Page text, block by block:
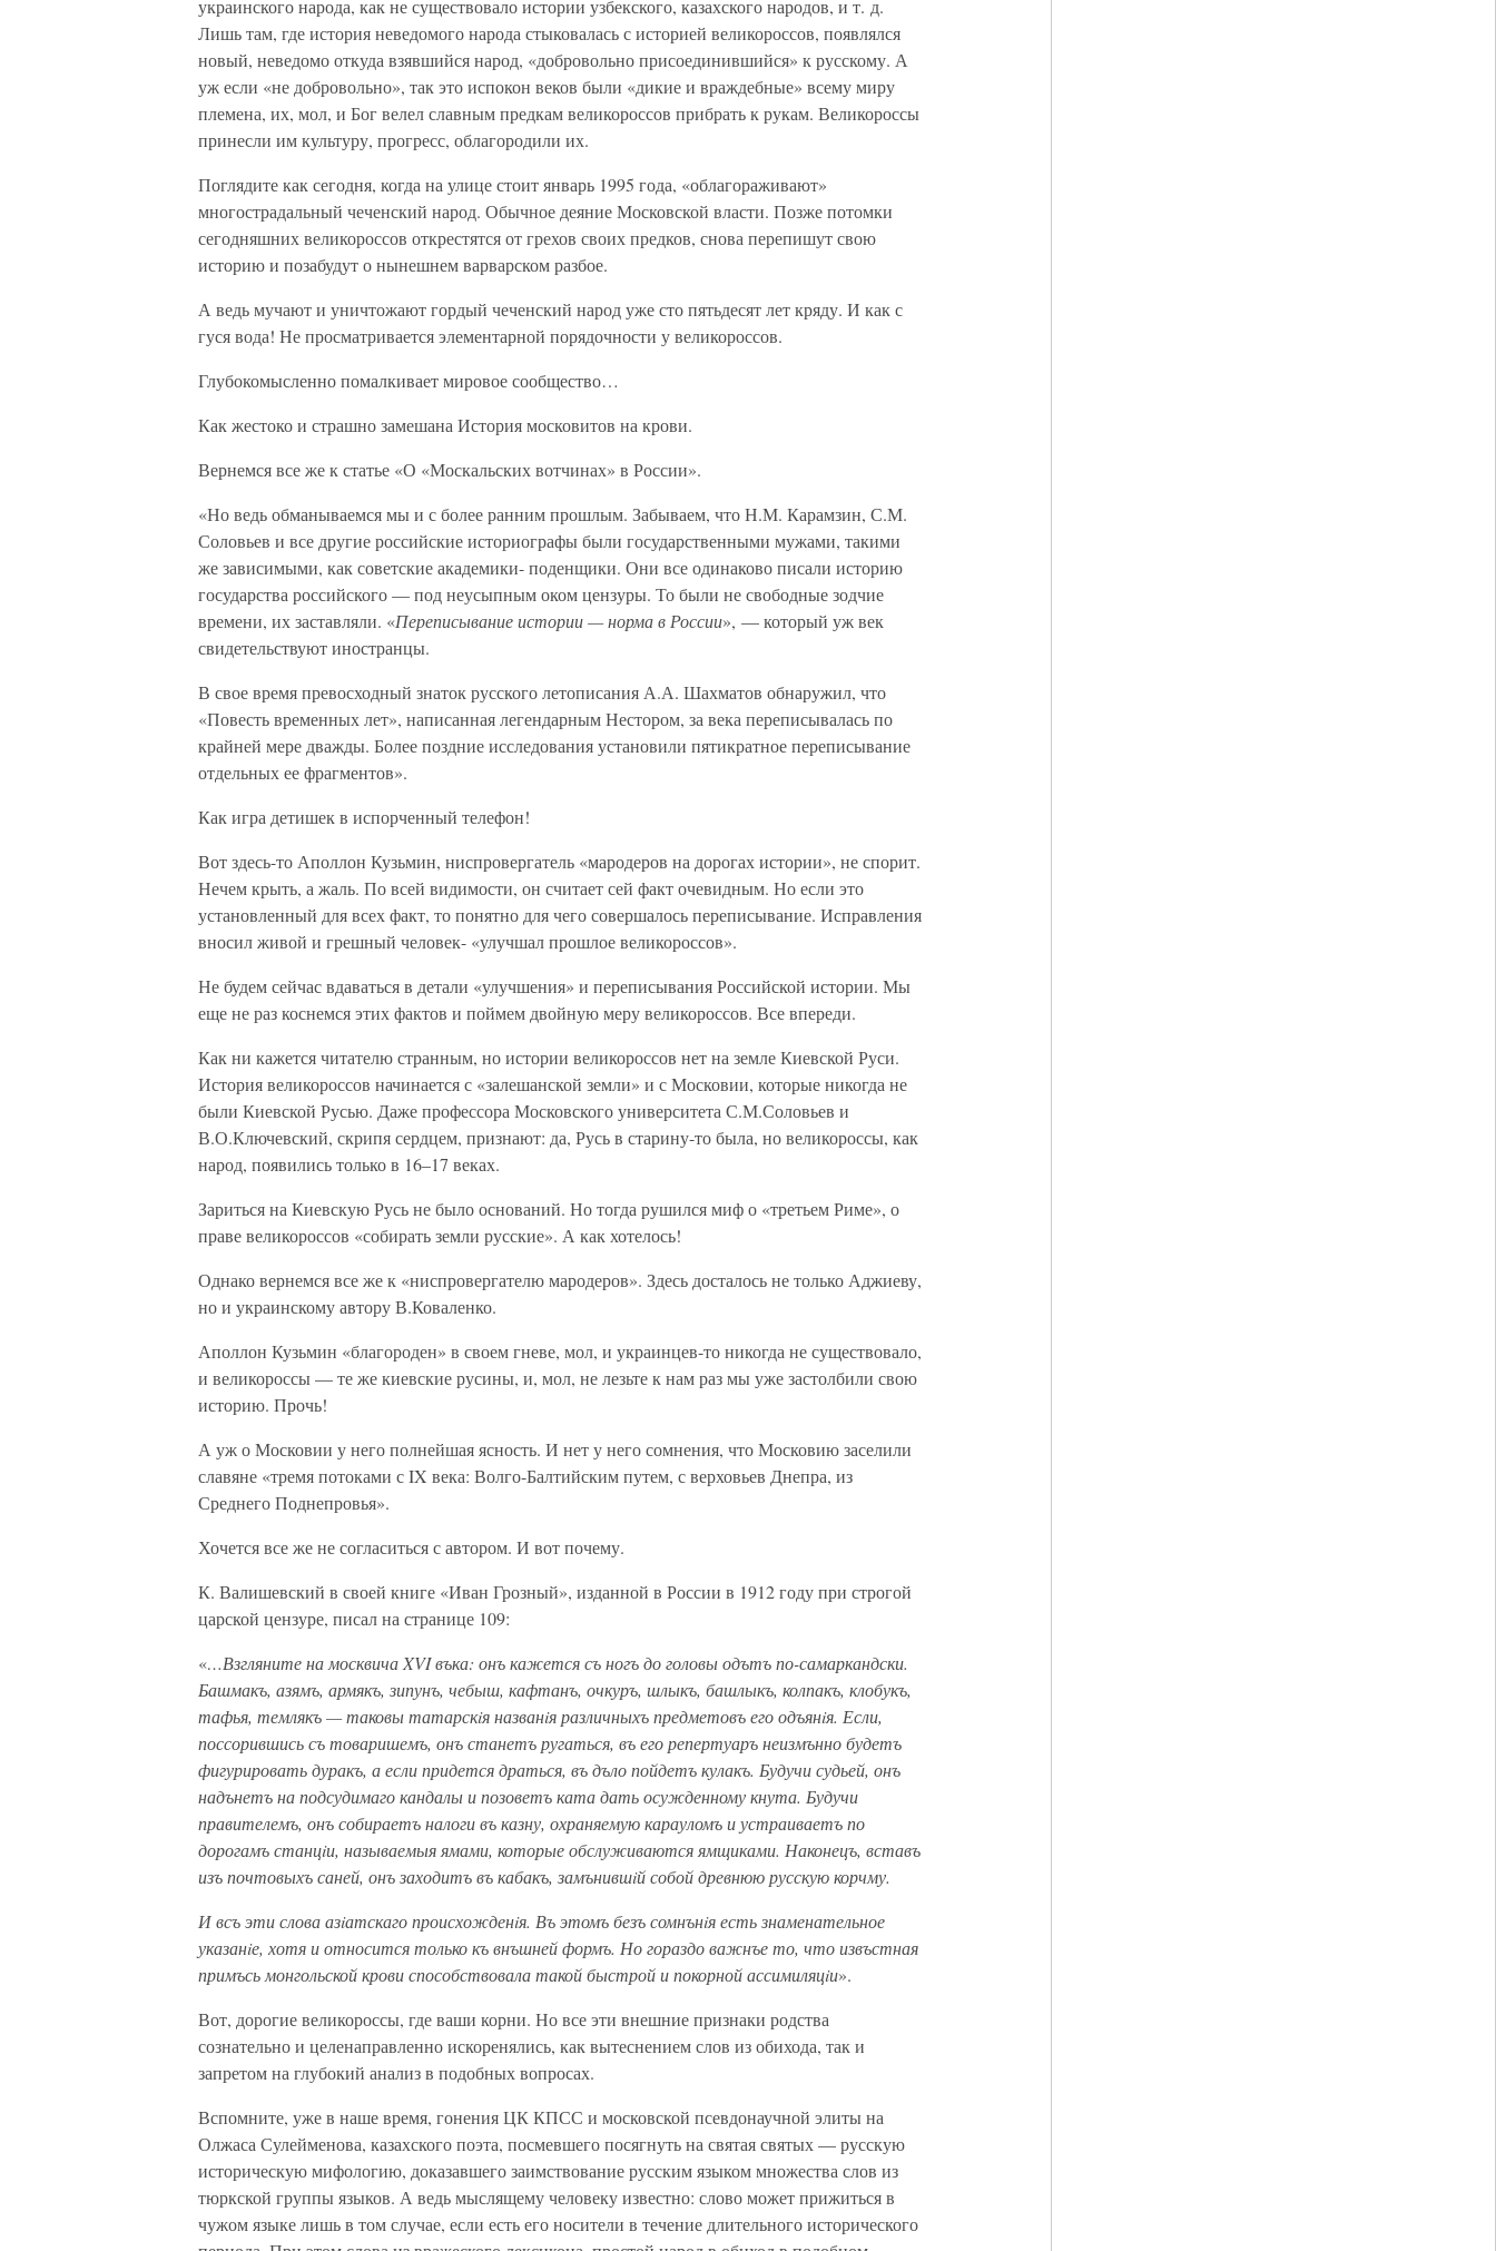
украинского народа, как не существовало истории узбекского, казахского народов, и т. д.
Лишь там, где история неведомого народа стыковалась с историей великороссов, появлялся
новый, неведомо откуда взявшийся народ, «добровольно присоединившийся» к русскому. А
уж если «не добровольно», так это испокон веков были «дикие и враждебные» всему миру
племена, их, мол, и Бог велел славным предкам великороссов прибрать к рукам. Великороссы
принесли им культуру, прогресс, облагородили их.
Поглядите как сегодня, когда на улице стоит январь 1995 года, «облагораживают»
многострадальный чеченский народ. Обычное деяние Московской власти. Позже потомки
сегодняшних великороссов открестятся от грехов своих предков, снова перепишут свою
историю и позабудут о нынешнем варварском разбое.
А ведь мучают и уничтожают гордый чеченский народ уже сто пятьдесят лет кряду. И как с
гуся вода! Не просматривается элементарной порядочности у великороссов.
Глубокомысленно помалкивает мировое сообщество…
Как жестоко и страшно замешана История московитов на крови.
Вернемся все же к статье «О «Москальских вотчинах» в России».
«Но ведь обманываемся мы и с более ранним прошлым. Забываем, что Н.М. Карамзин, С.М.
Соловьев и все другие российские историографы были государственными мужами, такими
же зависимыми, как советские академики- поденщики. Они все одинаково писали историю
государства российского — под неусыпным оком цензуры. То были не свободные зодчие
времени, их заставляли. «Переписывание истории — норма в России», — который уж век
свидетельствуют иностранцы.
В свое время превосходный знаток русского летописания А.А. Шахматов обнаружил, что
«Повесть временных лет», написанная легендарным Нестором, за века переписывалась по
крайней мере дважды. Более поздние исследования установили пятикратное переписывание
отдельных ее фрагментов».
Как игра детишек в испорченный телефон!
Вот здесь-то Аполлон Кузьмин, ниспровергатель «мародеров на дорогах истории», не спорит.
Нечем крыть, а жаль. По всей видимости, он считает сей факт очевидным. Но если это
установленный для всех факт, то понятно для чего совершалось переписывание. Исправления
вносил живой и грешный человек- «улучшал прошлое великороссов».
Не будем сейчас вдаваться в детали «улучшения» и переписывания Российской истории. Мы
еще не раз коснемся этих фактов и поймем двойную меру великороссов. Все впереди.
Как ни кажется читателю странным, но истории великороссов нет на земле Киевской Руси.
История великороссов начинается с «залешанской земли» и с Московии, которые никогда не
были Киевской Русью. Даже профессора Московского университета С.М.Соловьев и
В.О.Ключевский, скрипя сердцем, признают: да, Русь в старину-то была, но великороссы, как
народ, появились только в 16–17 веках.
Зариться на Киевскую Русь не было оснований. Но тогда рушился миф о «третьем Риме», о
праве великороссов «собирать земли русские». А как хотелось!
Однако вернемся все же к «ниспровергателю мародеров». Здесь досталось не только Аджиеву,
но и украинскому автору В.Коваленко.
Аполлон Кузьмин «благороден» в своем гневе, мол, и украинцев-то никогда не существовало,
и великороссы — те же киевские русины, и, мол, не лезьте к нам раз мы уже застолбили свою
историю. Прочь!
А уж о Московии у него полнейшая ясность. И нет у него сомнения, что Московию заселили
славяне «тремя потоками с IX века: Волго-Балтийским путем, с верховьев Днепра, из
Среднего Поднепровья».
Хочется все же не согласиться с автором. И вот почему.
К. Валишевский в своей книге «Иван Грозный», изданной в России в 1912 году при строгой
царской цензуре, писал на странице 109:
«…Взгляните на москвича XVI въка: онъ кажется съ ногъ до головы одътъ по-самаркандски.
Башмакъ, азямъ, армякъ, зипунъ, чебыш, кафтанъ, очкуръ, шлыкъ, башлыкъ, колпакъ, клобукъ,
тафья, темлякъ — таковы татарскiя названiя различныхъ предметовъ его одъянiя. Если,
поссорившись съ товаришемъ, онъ станетъ ругаться, въ его репертуаръ неизмънно будетъ
фигурировать дуракъ, а если придется драться, въ дъло пойдетъ кулакъ. Будучи судьей, онъ
надънетъ на подсудимаго кандалы и позоветъ ката дать осужденному кнута. Будучи
правителемъ, онъ собираетъ налоги въ казну, охраняемую карауломъ и устраиваетъ по
дорогамъ станцiи, называемыя ямами, которые обслуживаются ямщиками. Наконецъ, вставъ
изъ почтовыхъ саней, онъ заходитъ въ кабакъ, замънившiй собой древнюю русскую корчму.
И всъ эти слова азiатскаго происхожденiя. Въ этомъ безъ сомнънiя есть знаменательное
указанiе, хотя и относится только къ внъшней формъ. Но гораздо важнъе то, что извъстная
примъсь монгольской крови способствовала такой быстрой и покорной ассимиляцiи».
Вот, дорогие великороссы, где ваши корни. Но все эти внешние признаки родства
сознательно и целенаправленно искоренялись, как вытеснением слов из обихода, так и
запретом на глубокий анализ в подобных вопросах.
Вспомните, уже в наше время, гонения ЦК КПСС и московской псевдонаучной элиты на
Олжаса Сулейменова, казахского поэта, посмевшего посягнуть на святая святых — русскую
историческую мифологию, доказавшего заимствование русским языком множества слов из
тюркской группы языков. А ведь мыслящему человеку известно: слово может прижиться в
чужом языке лишь в том случае, если есть его носители в течение длительного исторического